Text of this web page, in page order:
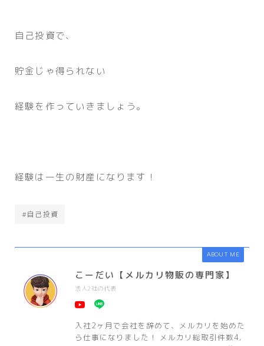
自己投資で、
貯金じゃ得られない
経験を作っていきましょう。
経験は一生の財産になります！
#自己投資
ABOUT ME
こーだい【メルカリ物販の専門家】
法人2社の代表
入社2ヶ月で会社を辞めて、メルカリを始めた
ら仕事になりました！ メルカリ総取引件数4,